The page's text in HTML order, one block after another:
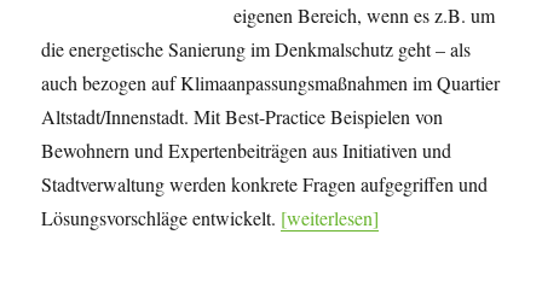
eigenen Bereich, wenn es z.B. um
die energetische Sanierung im Denkmalschutz geht – als
auch bezogen auf Klimaanpassungsmaßnahmen im Quartier
Altstadt/Innenstadt. Mit Best-Practice Beispielen von
Bewohnern und Expertenbeiträgen aus Initiativen und
Stadtverwaltung werden konkrete Fragen aufgegriffen und
Lösungsvorschläge entwickelt. [weiterlesen]